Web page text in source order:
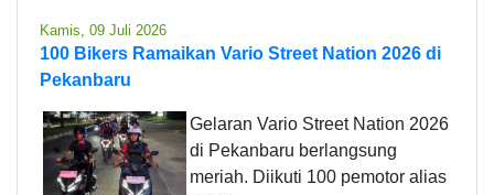
Kamis, 09 Juli 2026
100 Bikers Ramaikan Vario Street Nation 2026 di
Pekanbaru
Gelaran Vario Street Nation 2026
di Pekanbaru berlangsung
meriah. Diikuti 100 pemotor alias